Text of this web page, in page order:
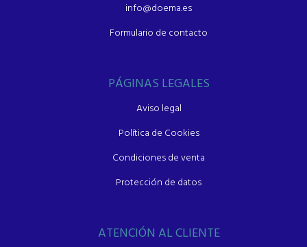
info@doema.es
Formulario de contacto
PÁGINAS LEGALES
Aviso legal
Política de Cookies
Condiciones de venta
Protección de datos
ATENCIÓN AL CLIENTE